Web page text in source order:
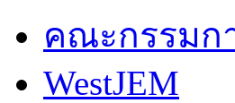
คณะกรรมก
WestJEM